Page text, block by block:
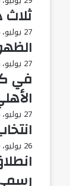
ثلاث
27 يوليو، 2026
27 يوليو، 2026
في
27 يوليو، 2026
26 يوليو، 2026